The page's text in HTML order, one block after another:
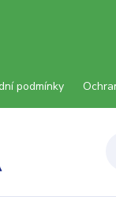
podmínky